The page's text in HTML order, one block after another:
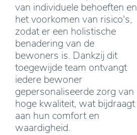
van individuele behoeften en
het voorkomen van risico's,
zodat er een holistische
benadering van de
bewoners is. Dankzij dit
toegewijde team ontvangt
iedere bewoner
gepersonaliseerde zorg van
hoge kwaliteit, wat bijdraagt
aan hun comfort en
waardigheid.